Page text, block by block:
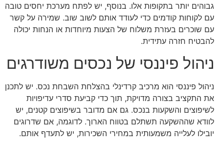
גבוהים יותר בתקופות אלו. בנוסף, יש לפתח מערכת יחסים טובה
עם לקוחות קודמים כדי לעודד אותם לשוב שוב. שמירה על קשר
עם שוכרים בעזרת משלוח של הצעות מיוחדות או הנחות יכולה
להבטיח חזרה עתידית.
ניהול פיננסי של נכסים משודרגים
ניהול פיננסי הוא מרכיב קרדינלי בהצלחת השבחת נכס. יש לתכנן
את התקציב בצורה מדויקת, תוך כדי קביעת סדרי עדיפויות
לשיפוצים והשקעות בנכס. גם אם מדובר בשיפוצים קטנים, יש
לוודא שההשקעה תשתלם בטווח הארוך. לדוגמה, אם שדרוגים
יובילו לעלייה משמעותית במחירי השכירות, יש לתעדף אותם.